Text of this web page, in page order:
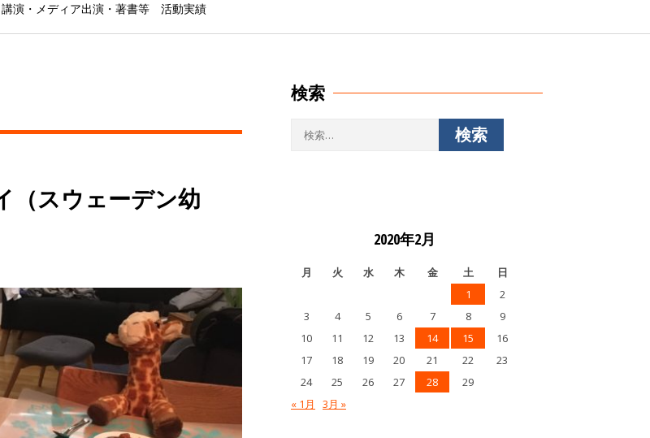
講演・メディア出演・著書等 活動実績
（スウェーデン幼
検索
2020年2月
月 火 水 木 金 土
日
1
2
3
4 5 6 7 8
9
10
11 12 13 14 15
16
17
18 19 20 21 22
23
24
25 26 27 28
29
« 1月
3月 »